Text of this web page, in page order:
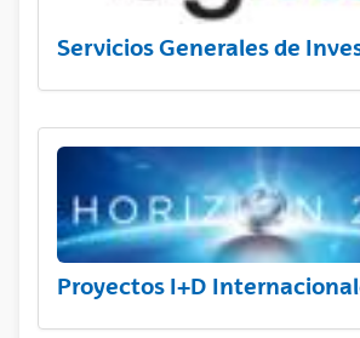
Servicios Generales de
Proyectos I+D